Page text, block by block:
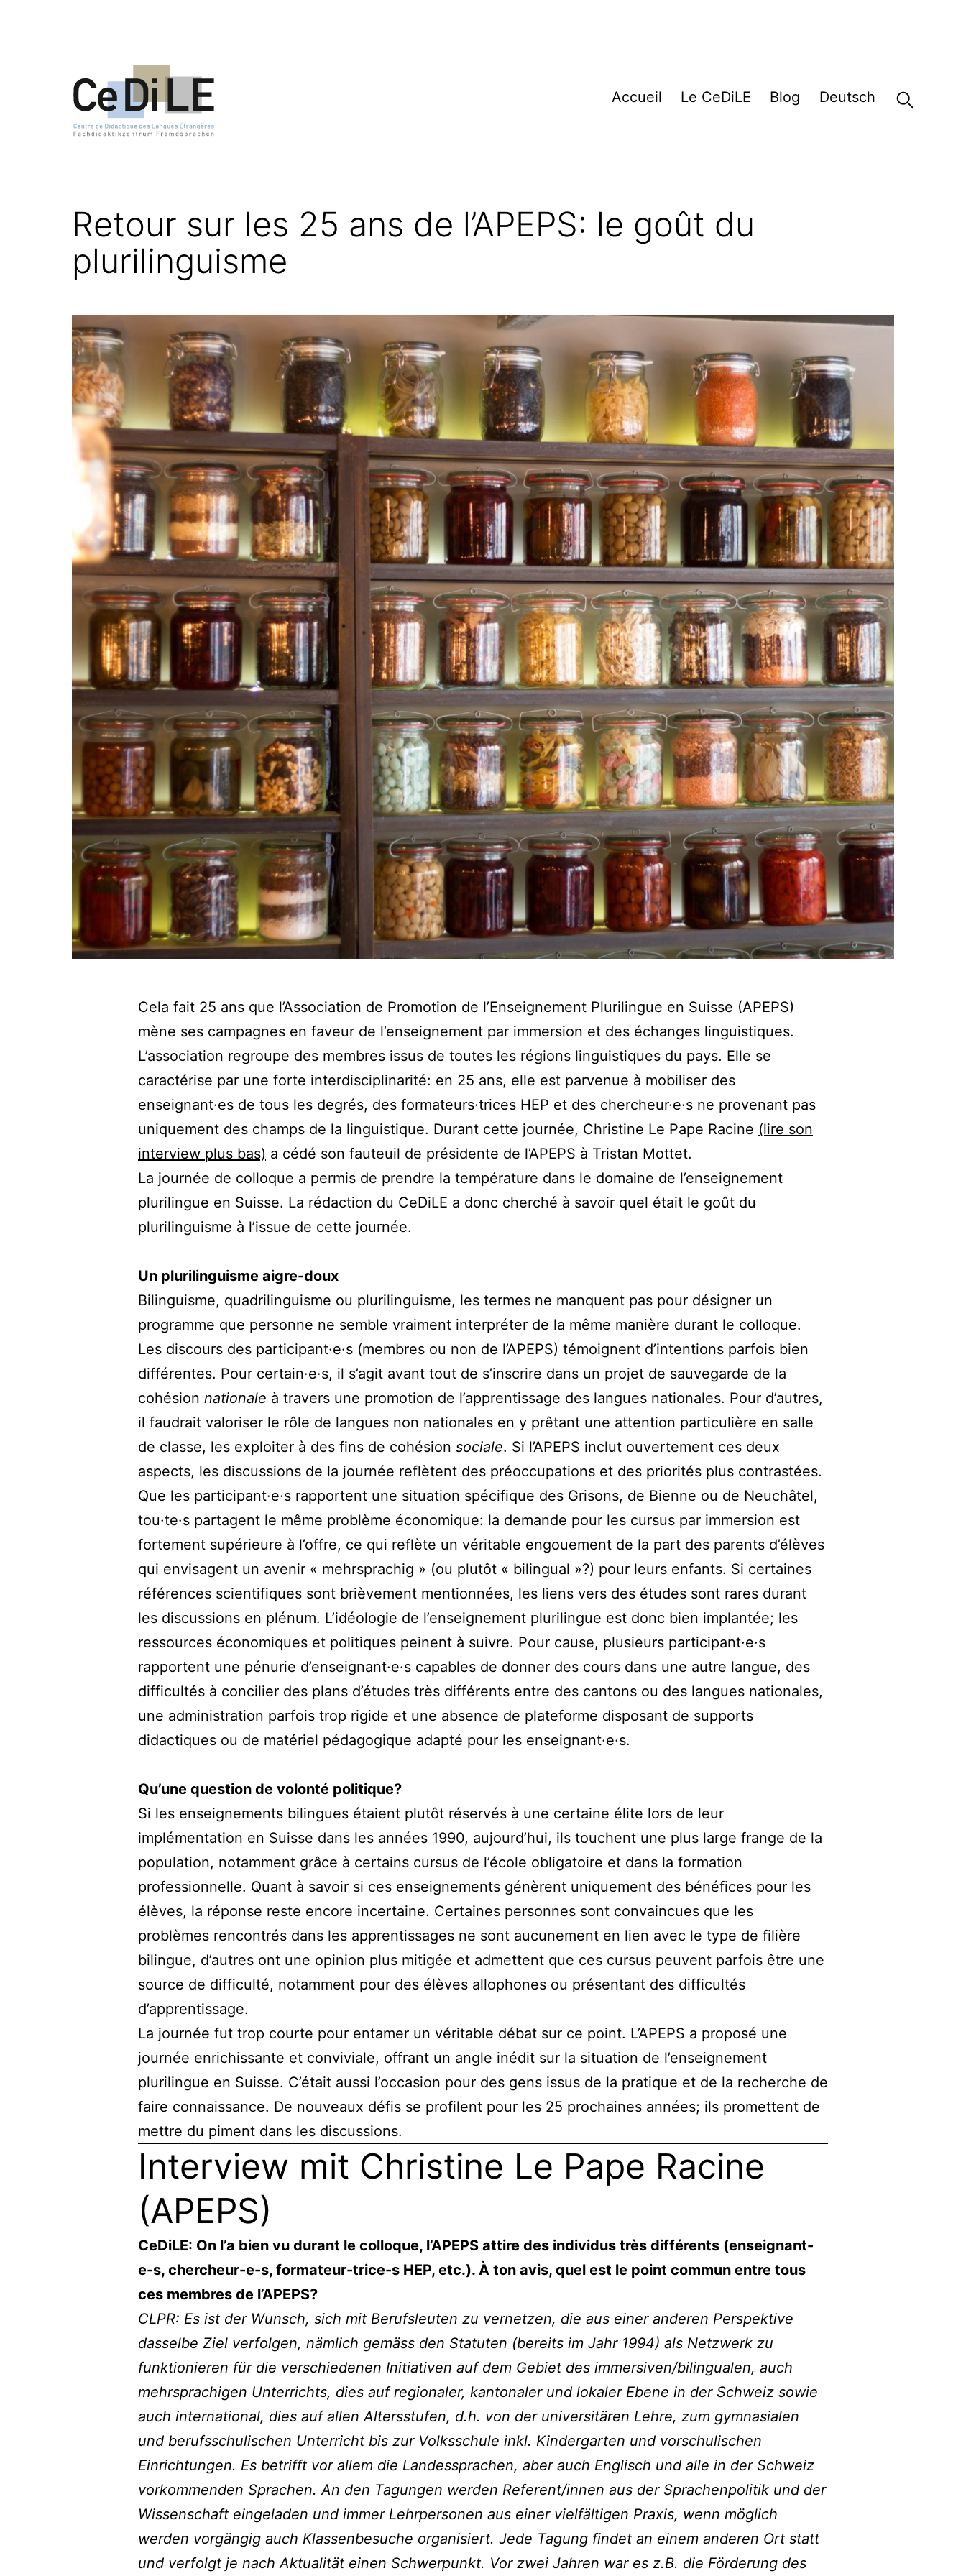
Accueil Le CeDiLE Blog Deutsch
Retour sur les 25 ans de l’APEPS: le goût du
plurilinguisme
Cela fait 25 ans que l’Association de Promotion de l’Enseignement Plurilingue en Suisse (APEPS)
mène ses campagnes en faveur de l’enseignement par immersion et des échanges linguistiques.
L’association regroupe des membres issus de toutes les régions linguistiques du pays. Elle se
caractérise par une forte interdisciplinarité: en 25 ans, elle est parvenue à mobiliser des
enseignant·es de tous les degrés, des formateurs·trices HEP et des chercheur·e·s ne provenant pas
uniquement des champs de la linguistique. Durant cette journée, Christine Le Pape Racine (lire son
interview plus bas) a cédé son fauteuil de présidente de l’APEPS à Tristan Mottet.
La journée de colloque a permis de prendre la température dans le domaine de l’enseignement
plurilingue en Suisse. La rédaction du CeDiLE a donc cherché à savoir quel était le goût du
plurilinguisme à l’issue de cette journée.
Un plurilinguisme aigre-doux
Bilinguisme, quadrilinguisme ou plurilinguisme, les termes ne manquent pas pour désigner un
programme que personne ne semble vraiment interpréter de la même manière durant le colloque.
Les discours des participant·e·s (membres ou non de l’APEPS) témoignent d’intentions parfois bien
différentes. Pour certain·e·s, il s’agit avant tout de s’inscrire dans un projet de sauvegarde de la
cohésion nationale à travers une promotion de l’apprentissage des langues nationales. Pour d’autres,
il faudrait valoriser le rôle de langues non nationales en y prêtant une attention particulière en salle
de classe, les exploiter à des fins de cohésion sociale. Si l’APEPS inclut ouvertement ces deux
aspects, les discussions de la journée reflètent des préoccupations et des priorités plus contrastées.
Que les participant·e·s rapportent une situation spécifique des Grisons, de Bienne ou de Neuchâtel,
tou·te·s partagent le même problème économique: la demande pour les cursus par immersion est
fortement supérieure à l’offre, ce qui reflète un véritable engouement de la part des parents d’élèves
qui envisagent un avenir « mehrsprachig » (ou plutôt « bilingual »?) pour leurs enfants. Si certaines
références scientifiques sont brièvement mentionnées, les liens vers des études sont rares durant
les discussions en plénum. L’idéologie de l’enseignement plurilingue est donc bien implantée; les
ressources économiques et politiques peinent à suivre. Pour cause, plusieurs participant·e·s
rapportent une pénurie d’enseignant·e·s capables de donner des cours dans une autre langue, des
difficultés à concilier des plans d’études très différents entre des cantons ou des langues nationales,
une administration parfois trop rigide et une absence de plateforme disposant de supports
didactiques ou de matériel pédagogique adapté pour les enseignant·e·s.
Qu’une question de volonté politique?
Si les enseignements bilingues étaient plutôt réservés à une certaine élite lors de leur
implémentation en Suisse dans les années 1990, aujourd’hui, ils touchent une plus large frange de la
population, notamment grâce à certains cursus de l’école obligatoire et dans la formation
professionnelle. Quant à savoir si ces enseignements génèrent uniquement des bénéfices pour les
élèves, la réponse reste encore incertaine. Certaines personnes sont convaincues que les
problèmes rencontrés dans les apprentissages ne sont aucunement en lien avec le type de filière
bilingue, d’autres ont une opinion plus mitigée et admettent que ces cursus peuvent parfois être une
source de difficulté, notamment pour des élèves allophones ou présentant des difficultés
d’apprentissage.
La journée fut trop courte pour entamer un véritable débat sur ce point. L’APEPS a proposé une
journée enrichissante et conviviale, offrant un angle inédit sur la situation de l’enseignement
plurilingue en Suisse. C’était aussi l’occasion pour des gens issus de la pratique et de la recherche de
faire connaissance. De nouveaux défis se profilent pour les 25 prochaines années; ils promettent de
mettre du piment dans les discussions.
Interview mit Christine Le Pape Racine
(APEPS)
CeDiLE: On l’a bien vu durant le colloque, l’APEPS attire des individus très différents (enseignant-
e-s, chercheur-e-s, formateur-trice-s HEP, etc.). À ton avis, quel est le point commun entre tous
ces membres de l’APEPS?
CLPR: Es ist der Wunsch, sich mit Berufsleuten zu vernetzen, die aus einer anderen Perspektive
dasselbe Ziel verfolgen, nämlich gemäss den Statuten (bereits im Jahr 1994) als Netzwerk zu
funktionieren für die verschiedenen Initiativen auf dem Gebiet des immersiven/bilingualen, auch
mehrsprachigen Unterrichts, dies auf regionaler, kantonaler und lokaler Ebene in der Schweiz sowie
auch international, dies auf allen Altersstufen, d.h. von der universitären Lehre, zum gymnasialen
und berufsschulischen Unterricht bis zur Volksschule inkl. Kindergarten und vorschulischen
Einrichtungen. Es betrifft vor allem die Landessprachen, aber auch Englisch und alle in der Schweiz
vorkommenden Sprachen. An den Tagungen werden Referent/innen aus der Sprachenpolitik und der
Wissenschaft eingeladen und immer Lehrpersonen aus einer vielfältigen Praxis, wenn möglich
werden vorgängig auch Klassenbesuche organisiert. Jede Tagung findet an einem anderen Ort statt
und verfolgt je nach Aktualität einen Schwerpunkt. Vor zwei Jahren war es z.B. die Förderung des